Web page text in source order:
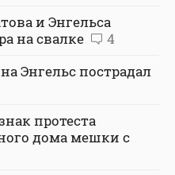
и Энгельса
на свалке
4
Энгельс пострадал
протеста
дома мешки с